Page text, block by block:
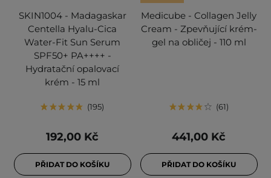
SKIN1004 - Madagaskar
Centella Hyalu-Cica
Water-Fit Sun Serum
SPF50+ PA++++ -
Hydratační opalovací
krém - 15 ml
195
192,00 Kč
PŘIDAT DO KOŠÍKU
Medicube - Collagen Jelly
Cream - Zpevňující krém-
gel na obličej - 110 ml
61
441,00 Kč
PŘIDAT DO KOŠÍKU